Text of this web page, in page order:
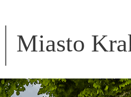
Miasto